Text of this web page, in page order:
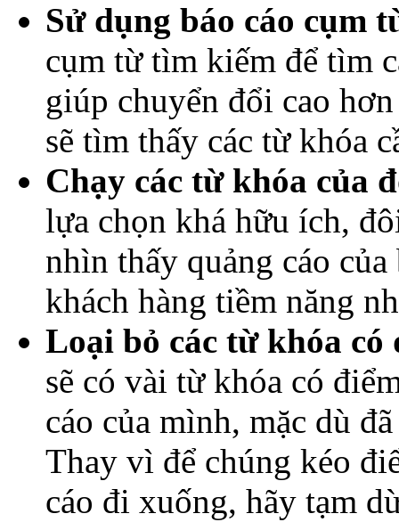
Sử dụng báo cáo cụm
cụm từ tìm kiếm để tìm
giúp chuyển đổi cao
sẽ tìm thấy các từ khóa
Chạy các từ khóa của
lựa chọn khá hữu ích,
nhìn thấy quảng cáo
khách hàng tiềm năng
Loại bỏ các từ khóa
sẽ có vài từ khóa có
cáo của mình, mặc dù
Thay vì để chúng kéo
cáo đi xuống, hãy tạm